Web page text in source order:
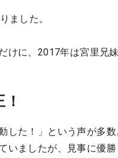
ました。
けに、2017年は宮里兄
した！」という声が多数
いましたが、見事に優勝